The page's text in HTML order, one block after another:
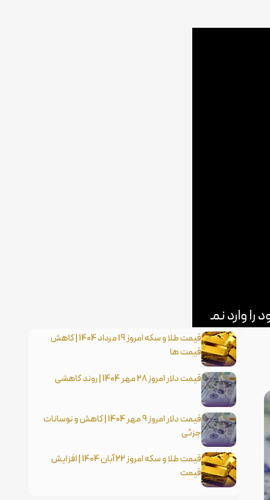
قیمت طلا و سکه امروز 19 مرداد 1404 | کاهش
قیمت ها
قیمت دلار امروز 28 مهر 1404 | روند کاهشی
قیمت دلار امروز 9 مهر 1404 | کاهش و نوسانات
جزئی
قیمت طلا و سکه امروز 22 آبان 1404 | افزایش
قیمت